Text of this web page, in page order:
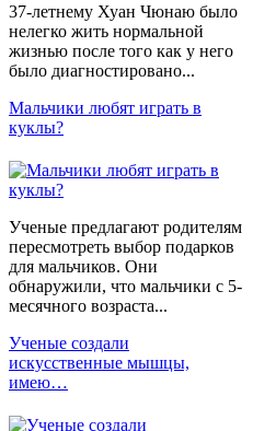
37-летнему Хуан Чюнаю было
нелегко жить нормальной
жизнью после того как у него
было диагностировано...
Мальчики любят играть в
куклы?
Ученые предлагают родителям
пересмотреть выбор подарков
для мальчиков. Они
обнаружили, что мальчики с 5-
месячного возраста...
Ученые создали
искусственные мышцы,
имею…